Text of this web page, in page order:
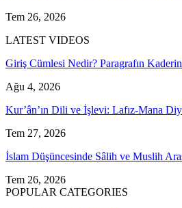
Tem 26, 2026
LATEST VIDEOS
Giriş Cümlesi Nedir? Paragrafın
Ağu 4, 2026
Kur’ân’ın Dili ve İşlevi: Lafız-Mana
Tem 27, 2026
İslam Düşüncesinde Sâlih ve Muslih
Tem 26, 2026
POPULAR CATEGORIES